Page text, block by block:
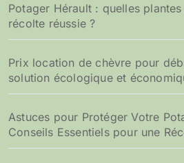
Potager Hérault : quelles
récolte réussie ?
Prix location de chèvre pour
solution écologique et
Astuces pour Protéger Votre
Conseils Essentiels pour une